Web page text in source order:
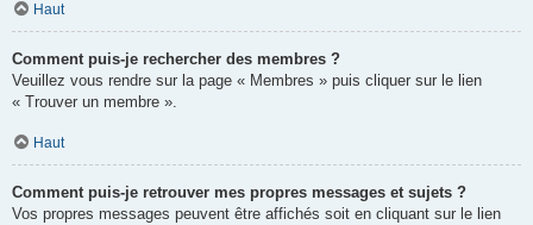
Haut
Comment puis-je rechercher des membres ?
Veuillez vous rendre sur la page « Membres » puis cliquer sur le lien
« Trouver un membre ».
Haut
Comment puis-je retrouver mes propres messages et sujets ?
Vos propres messages peuvent être affichés soit en cliquant sur le lien